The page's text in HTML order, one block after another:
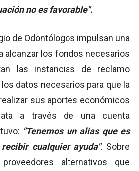
no es favorable".
de Odontólogos impulsan una
alcanzar los fondos necesarios
las instancias de reclamo
datos necesarios para que la
sus aportes económicos
a través de una cuenta
"Tenemos un alias que es
cualquier ayuda". Sobre
alternativos que